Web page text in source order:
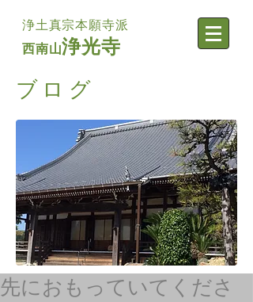
浄土真宗本願寺派
西南山浄光寺
​ブログ
先におもっていてくださ